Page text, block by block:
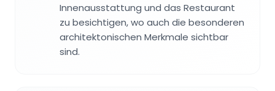
Innenausstattung und das Restaurant
zu besichtigen, wo auch die besonderen
architektonischen Merkmale sichtbar
sind.